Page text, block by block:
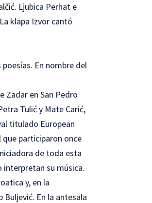
Ljubica Perhat e
La klapa Izvor cantó
En nombre del
Zadar en San Pedro
Tulić y Mate Carić,
titulado European
participaron once
de toda esta
su música.
y, en la
En la antesala